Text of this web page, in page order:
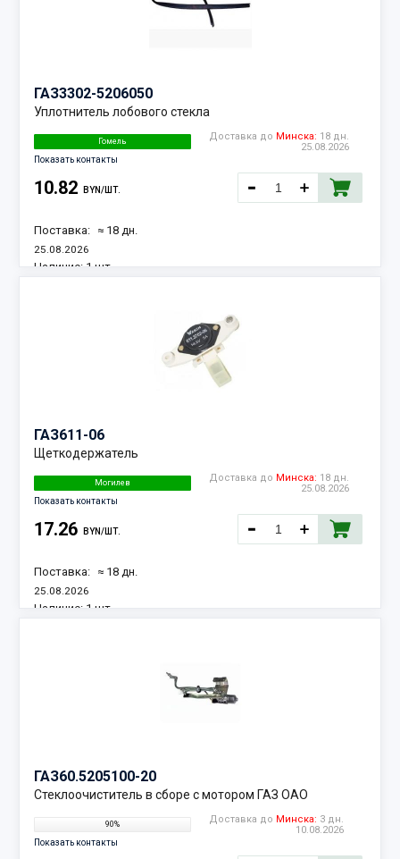
ГАЗ3302-5206050
Уплотнитель лобового стекла
Гомель
Показать контакты
Доставка до Минска: 18 дн.
25.08.2026
10.82 BYN/ШТ.
Поставка: ≈ 18 дн.
25.08.2026
Наличие: 1 шт.
ГАЗ611-06
Щеткодержатель
Могилев
Показать контакты
Доставка до Минска: 18 дн.
25.08.2026
17.26 BYN/ШТ.
Поставка: ≈ 18 дн.
25.08.2026
Наличие: 1 шт.
ГАЗ60.5205100-20
Стеклоочиститель в сборе с мотором ГАЗ ОАО
90%
Показать контакты
Доставка до Минска: 3 дн.
10.08.2026